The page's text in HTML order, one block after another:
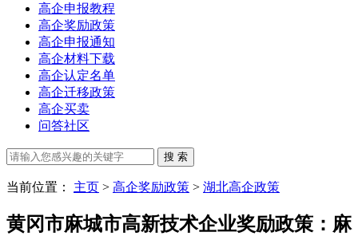
高企申报教程
高企奖励政策
高企申报通知
高企材料下载
高企认定名单
高企迁移政策
高企买卖
问答社区
当前位置： 主页 > 高企奖励政策 > 湖北高企政策
黄冈市麻城市高新技术企业奖励政策：麻